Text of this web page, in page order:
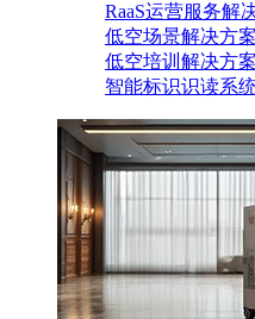
RaaS运营服务解
低空场景解决方案
低空培训解决方案
智能标识识读系